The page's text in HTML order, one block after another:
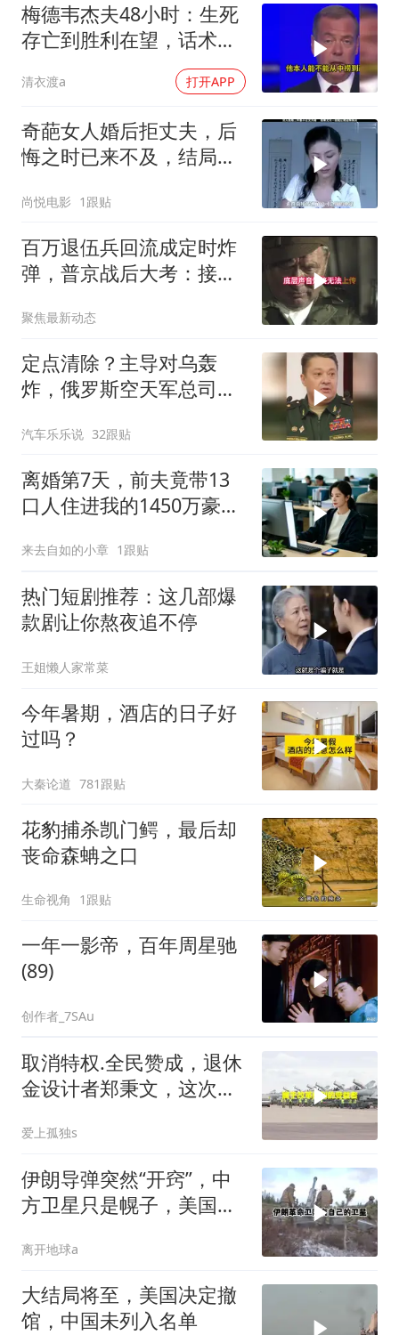
梅德韦杰夫48小时：生死
存亡到胜利在望，话术变
清衣渡a 打开APP
奇葩女人婚后拒丈夫，后
悔之时已来不及，结局令
尚悦电影 1跟贴
百万退伍兵回流成定时炸
弹，普京战后大考：接不
聚焦最新动态
定点清除？主导对乌轰
炸，俄罗斯空天军总司令
身亡！
汽车乐乐说 32跟贴
离婚第7天，前夫竟带13
口人住进我的1450万豪
来去自如的小章 1跟贴
热门短剧推荐：这几部爆
款剧让你熬夜追不停
王姐懒人家常菜
今年暑期，酒店的日子好
过吗？
大秦论道 781跟贴
花豹捕杀凯门鳄，最后却
丧命森蚺之口
生命视角 1跟贴
一年一影帝，百年周星驰
(89)
创作者_7SAu
取消特权.全民赞成，退休
金设计者郑秉文，这次站
爱上孤独s
伊朗导弹突然“开窍”，中
方卫星只是幌子，美国真
离开地球a
大结局将至，美国决定撤
馆，中国未列入名单